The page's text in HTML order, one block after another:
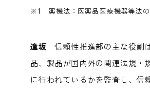
※1 薬機法：医薬品医療機器等法の
逢坂 信頼性推進部の主な役割
品、製品が国内外の関連法規・
に行われているかを監査し、信